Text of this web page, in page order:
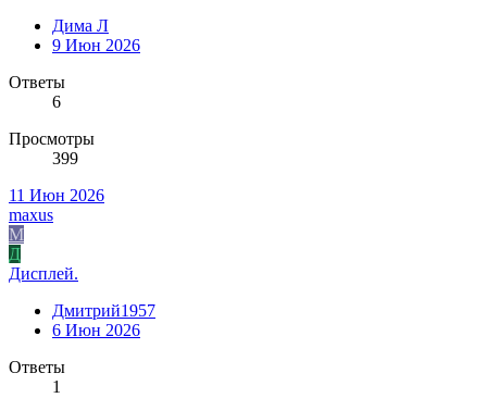
Дима Л
9 Июн 2026
Ответы
6
Просмотры
399
11 Июн 2026
maxus
M
Д
Дисплей.
Дмитрий1957
6 Июн 2026
Ответы
1